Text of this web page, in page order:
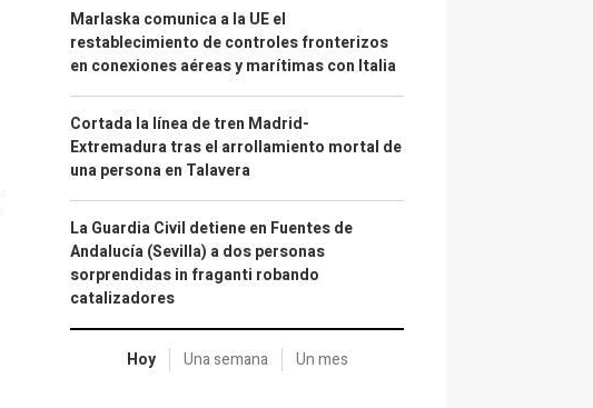
Marlaska comunica a la UE el
restablecimiento de controles fronterizos
en conexiones aéreas y marítimas con Italia
Cortada la línea de tren Madrid-
Extremadura tras el arrollamiento mortal de
una persona en Talavera
La Guardia Civil detiene en Fuentes de
Andalucía (Sevilla) a dos personas
sorprendidas in fraganti robando
catalizadores
Hoy Una semana Un mes